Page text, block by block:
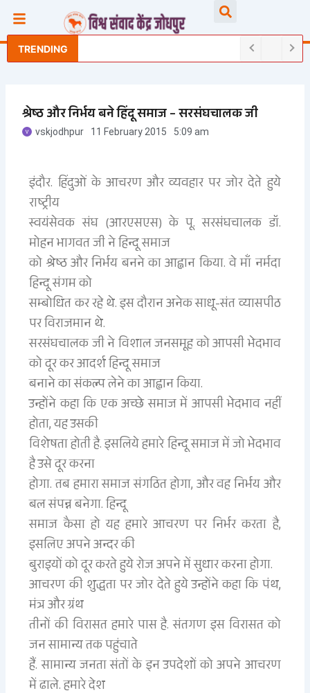
content
TRENDING
श्रेष्ठ और निर्भय बने हिंदू समाज – सरसंघचालक जी
vskjodhpur 11 February 2015 5:09 am
इंदौर. हिंदुओं के आचरण और व्यवहार पर जोर देते हुये
राष्ट्रीय
स्वयंसेवक संघ (आरएसएस) के पू. सरसंघचालक डॉ.
मोहन भागवत जी ने हिन्दू समाज
को श्रेष्ठ और निर्भय बनने का आह्वान किया. वे माँ नर्मदा
हिन्दू संगम को
सम्बोधित कर रहे थे. इस दौरान अनेक साधू-संत व्यासपीठ
पर विराजमान थे.
सरसंघचालक जी ने विशाल जनसमूह को आपसी भेदभाव
को दूर कर आदर्श हिन्दू समाज
बनाने का संकल्प लेने का आह्वान किया.
उन्होंने कहा कि एक अच्छे समाज में आपसी भेदभाव नहीं
होता, यह उसकी
विशेषता होती है. इसलिये हमारे हिन्दू समाज में जो भेदभाव
है उसे दूर करना
होगा. तब हमारा समाज संगठित होगा, और वह निर्भय और
बल संपन्न बनेगा. हिन्दू
समाज कैसा हो यह हमारे आचरण पर निर्भर करता है,
इसलिए अपने अन्दर की
बुराइयों को दूर करते हुये रोज अपने में सुधार करना होगा.
आचरण की शुद्धता पर जोर देते हुये उन्होंने कहा कि पंथ,
मंत्र और ग्रंथ
तीनों की विरासत हमारे पास है. संतगण इस विरासत को
जन सामान्य तक पहुंचाते
हैं. सामान्य जनता संतों के इन उपदेशों को अपने आचरण
में ढाले. हमारे देश